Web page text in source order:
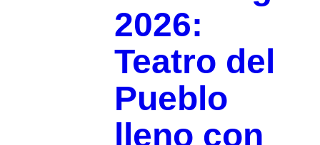
2026:
Teatro del
Pueblo
lleno con